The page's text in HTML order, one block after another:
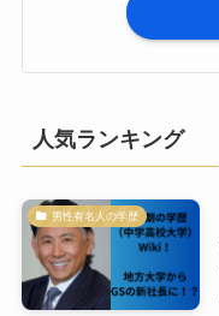
人気ランキング
男性有名人の学歴